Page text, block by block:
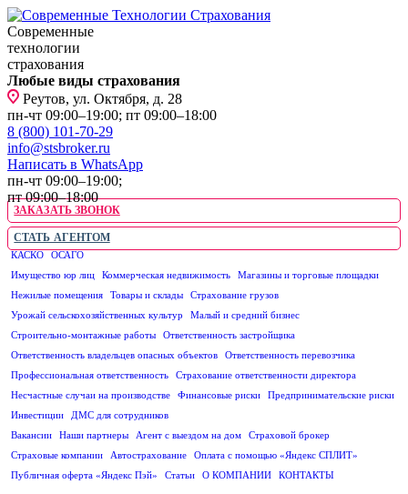
Современные
технологии
страхования
Любые виды страхования
Реутов, ул. Октября, д. 28
пн-чт 09:00–19:00; пт 09:00–18:00
8 (800) 101-70-29
info@stsbroker.ru
Написать в WhatsApp
пн-чт 09:00–19:00;
пт 09:00–18:00
ЗАКАЗАТЬ ЗВОНОК
СТАТЬ АГЕНТОМ
КАСКО ОСАГО
Имущество юр лиц
Коммерческая недвижимость
Магазины и торговые площадки
Нежилые помещения
Товары и склады
Страхование грузов
Урожай сельскохозяйственных культур
Малый и средний бизнес
Строительно-монтажные работы
Ответственность застройщика
Ответственность владельцев опасных объектов
Ответственность перевозчика
Профессиональная ответственность
Страхование ответственности директора
Несчастные случаи на производстве
Финансовые риски
Предпринимательские риски
Инвестиции
ДМС для сотрудников
Вакансии
Наши партнеры Агент с выездом на дом
Страховой брокер
Страховые компании
Автострахование
Оплата с помощью «Яндекс СПЛИТ»
Публичная оферта «Яндекс Пэй»
Статьи О КОМПАНИИ
КОНТАКТЫ